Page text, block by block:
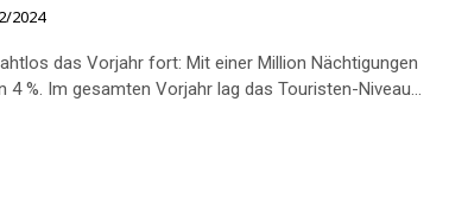
2024
das Vorjahr fort: Mit einer Million Nächtigungen
4 %. Im gesamten Vorjahr lag das Touristen-Niveau...